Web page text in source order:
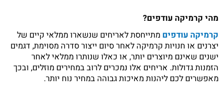
מהי קרמיקה עודפים?
קרמיקה עודפים מתייחסת לאריחים שנשארו ממלאי קיים של
יצרנים או חנויות קרמיקה לאחר סיום ייצור סדרה מסוימת, דגמים
ישנים שאינם מיוצרים יותר, או כאלו שנותרו ממלאי לאחר
הזמנות גדולות. אריחים אלו נמכרים לרוב במחירים מוזלים, ובכך
מאפשרים לכם ליהנות מאיכות גבוהה במחיר נוח יותר.